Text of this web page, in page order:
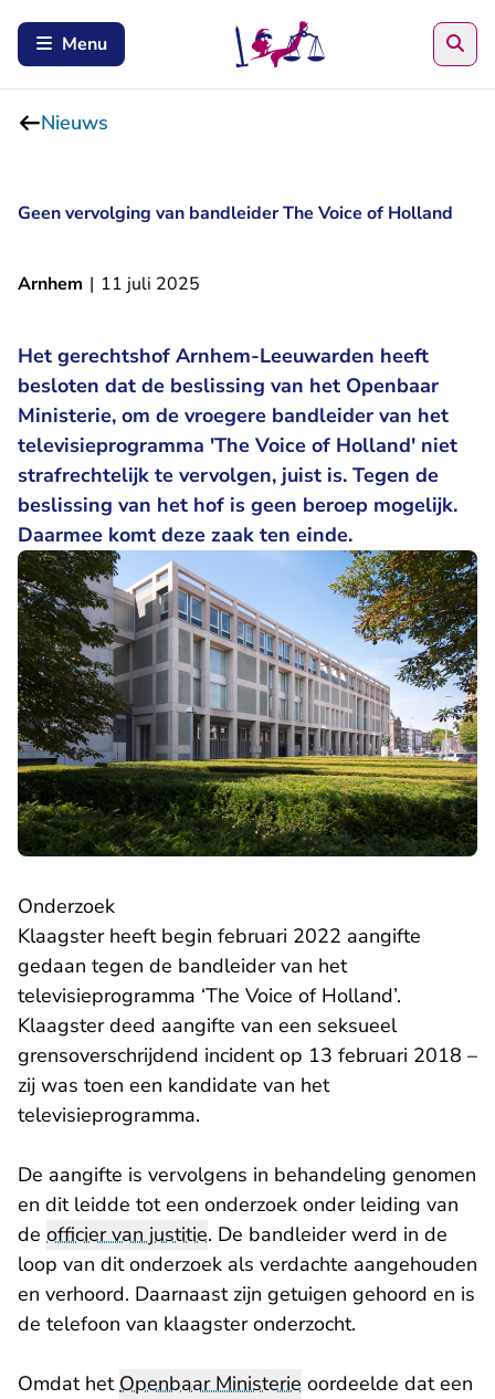
Menu
Nieuws
Geen vervolging van bandleider The Voice of Holland
Arnhem | 11 juli 2025
Het gerechtshof Arnhem-Leeuwarden heeft
besloten dat de beslissing van het Openbaar
Ministerie, om de vroegere bandleider van het
televisieprogramma 'The Voice of Holland' niet
strafrechtelijk te vervolgen, juist is. Tegen de
beslissing van het hof is geen beroep mogelijk.
Daarmee komt deze zaak ten einde.
Onderzoek
Klaagster heeft begin februari 2022 aangifte
gedaan tegen de bandleider van het
televisieprogramma ‘The Voice of Holland’.
Klaagster deed aangifte van een seksueel
grensoverschrijdend incident op 13 februari 2018 –
zij was toen een kandidate van het
televisieprogramma.
De aangifte is vervolgens in behandeling genomen
en dit leidde tot een onderzoek onder leiding van
de officier van justitie. De bandleider werd in de
loop van dit onderzoek als verdachte aangehouden
en verhoord. Daarnaast zijn getuigen gehoord en is
de telefoon van klaagster onderzocht.
Omdat hetOpenbaar Ministerie oordeelde dat een